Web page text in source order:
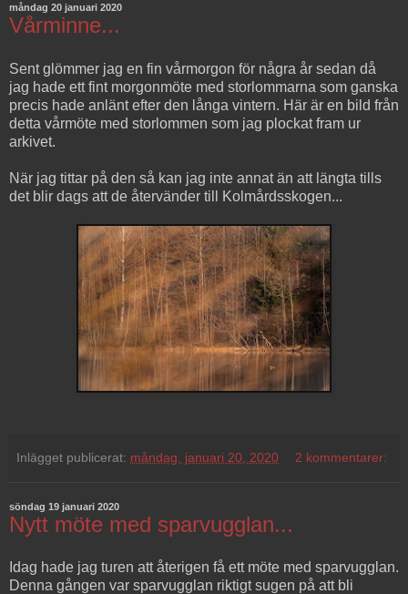
måndag 20 januari 2020
Vårminne...
Sent glömmer jag en fin vårmorgon för några år sedan då
jag hade ett fint morgonmöte med storlommarna som ganska
precis hade anlänt efter den långa vintern. Här är en bild från
detta vårmöte med storlommen som jag plockat fram ur
arkivet.
När jag tittar på den så kan jag inte annat än att längta tills
det blir dags att de återvänder till Kolmårdsskogen...
Inlägget publicerat: måndag, januari 20, 2020 2 kommentarer:
söndag 19 januari 2020
Nytt möte med sparvugglan...
Idag hade jag turen att återigen få ett möte med sparvugglan.
Denna gången var sparvugglan riktigt sugen på att bli